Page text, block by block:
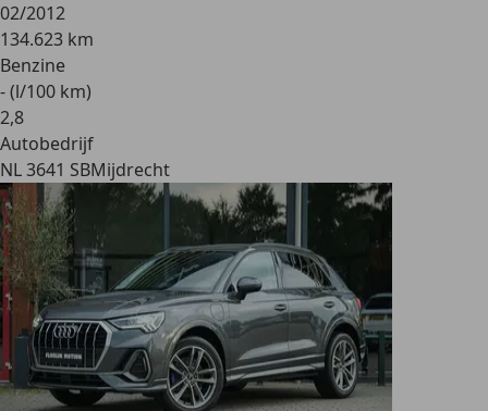
02/2012
134.623 km
Benzine
- (l/100 km)
2,8
Autobedrijf
NL 3641 SBMijdrecht